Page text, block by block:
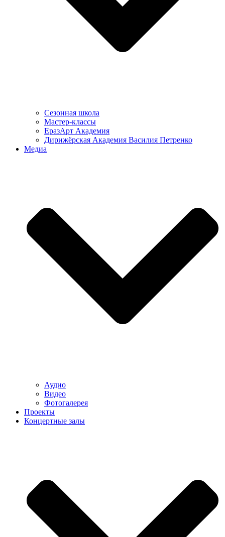
Сезонная школа
Мастер-классы
ЕразАрт Академия
Дирижёрская Академия Василия Петренко
Медиа
Аудио
Видео
Фотогалерея
Проекты
Концертные залы